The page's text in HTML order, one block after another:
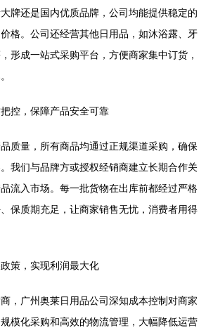
牌还是国内优质品牌，公司均能提供稳定的
格。公司还经营其他日用品，如沐浴露、牙
形成一站式采购平台，方便商家集中订货，
控，保障产品安全可靠
质量，所有商品均通过正规渠道采购，确保
我们与品牌方或授权经销商建立长期合作关
流入市场。每一批货物在出库前都经过严格
保质期充足，让商家销售无忧，消费者用得
策，实现利润最大化
，广州奥莱日用品公司深知成本控制对商家
模化采购和高效的物流管理，大幅降低运营